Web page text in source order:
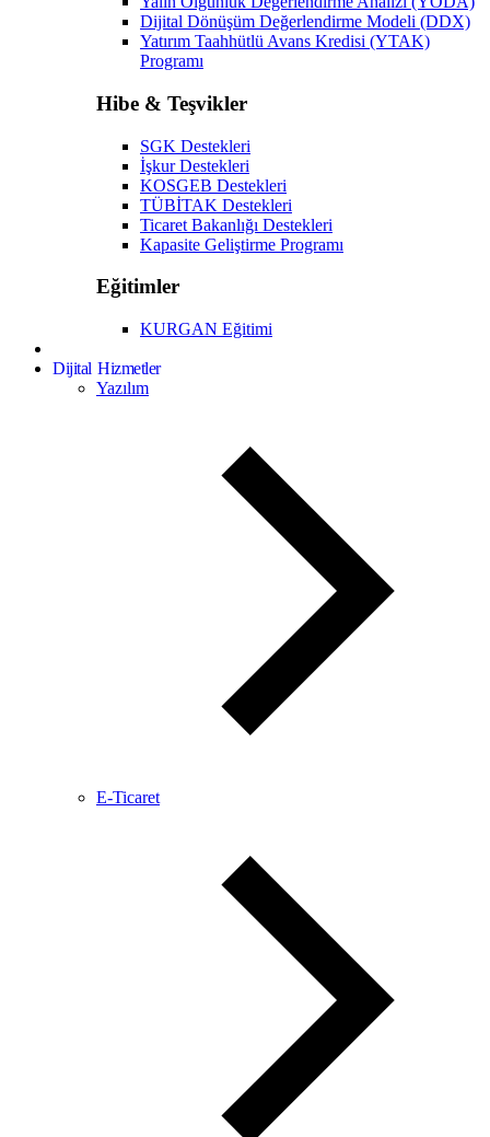
Dijital Dönüşüm Değerlendirme Modeli (DDX)
Yatırım Taahhütlü Avans Kredisi (YTAK)
Programı
Hibe & Teşvikler
SGK Destekleri
İşkur Destekleri
KOSGEB Destekleri
TÜBİTAK Destekleri
Ticaret Bakanlığı Destekleri
Kapasite Geliştirme Programı
Eğitimler
KURGAN Eğitimi
Dijital Hizmetler
Yazılım
E-Ticaret